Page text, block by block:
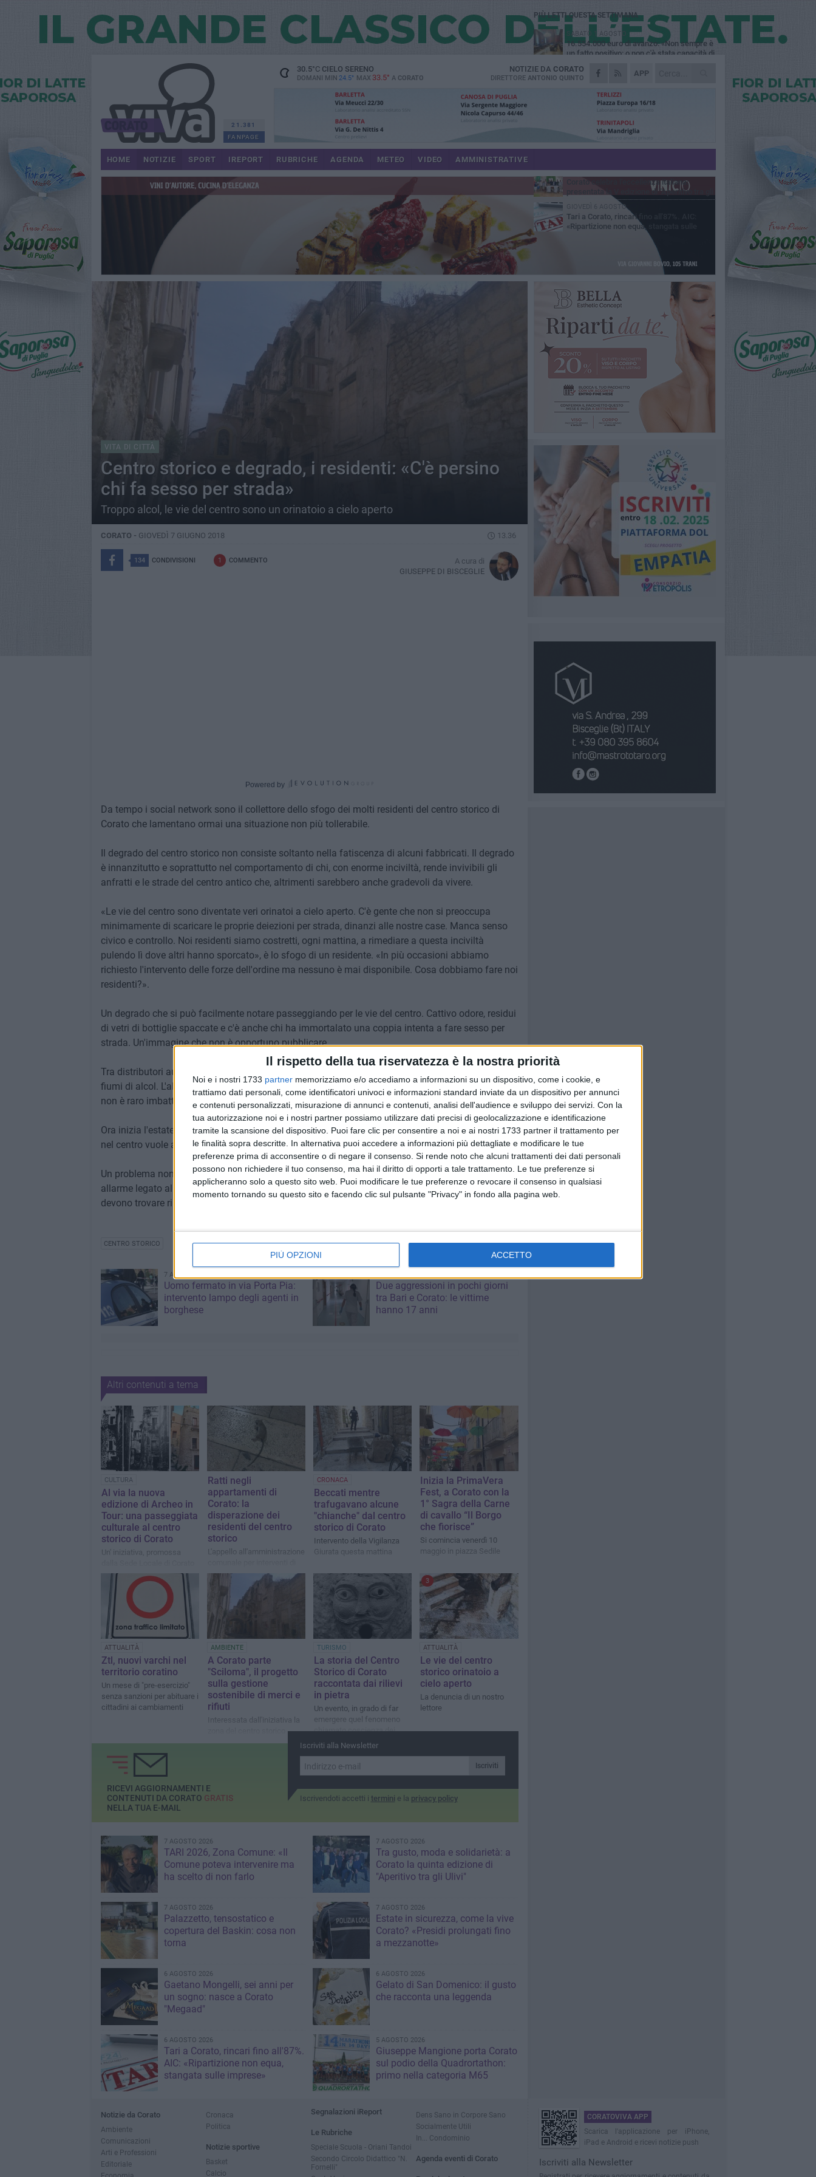
Il rispetto della tua riservatezza è la nostra priorità
Noi e i nostri 1733 partner memorizziamo e/o accediamo a informazioni su un dispositivo, come i cookie, e
trattiamo dati personali, come identificatori univoci e informazioni standard inviate da un dispositivo per annunci
e contenuti personalizzati, misurazione di annunci e contenuti, analisi dell'audience e sviluppo dei servizi. Con la
tua autorizzazione noi e i nostri partner possiamo utilizzare dati precisi di geolocalizzazione e identificazione
tramite la scansione del dispositivo. Puoi fare clic per consentire a noi e ai nostri 1733 partner il trattamento per
le finalità sopra descritte. In alternativa puoi accedere a informazioni più dettagliate e modificare le tue
preferenze prima di acconsentire o di negare il consenso. Si rende noto che alcuni trattamenti dei dati personali
possono non richiedere il tuo consenso, ma hai il diritto di opporti a tale trattamento. Le tue preferenze si
applicheranno solo a questo sito web. Puoi modificare le tue preferenze o revocare il consenso in qualsiasi
momento tornando su questo sito e facendo clic sul pulsante "Privacy" in fondo alla pagina web.
PIÙ OPZIONI ACCETTO
21.381
FANPAGE
30.5°CCIELO SERENO
DOMANI MIN 24.5° MAX 33.5° A CORATO
APP
NOTIZIE DA CORATO
DIRETTORE ANTONIO QUINTO
HOME NOTIZIE SPORT IREPORT RUBRICHE AGENDA METEO VIDEO AMMINISTRATIVE
VITA DI CITTÀ
Centro storico e degrado, i residenti: «C'è persino
chi fa sesso per strada»
Troppo alcol, le vie del centro sono un orinatoio a cielo aperto
CORATO - GIOVEDÌ 7 GIUGNO 2018 13.36
134 CONDIVISIONI 1 COMMENTO
A cura di
GIUSEPPE DI BISCEGLIE
Powered by
Da tempo i social network sono il collettore dello sfogo dei molti residenti del centro storico di
Corato che lamentano ormai una situazione non più tollerabile.
Il degrado del centro storico non consiste soltanto nella fatiscenza di alcuni fabbricati. Il degrado
è innanzitutto e soprattutto nel comportamento di chi, con enorme inciviltà, rende invivibili gli
anfratti e le strade del centro antico che, altrimenti sarebbero anche gradevoli da vivere.
«Le vie del centro sono diventate veri orinatoi a cielo aperto. C'è gente che non si preoccupa
minimamente di scaricare le proprie deiezioni per strada, dinanzi alle nostre case. Manca senso
civico e controllo. Noi residenti siamo costretti, ogni mattina, a rimediare a questa inciviltà
pulendo lì dove altri hanno sporcato», è lo sfogo di un residente. «In più occasioni abbiamo
richiesto l'intervento delle forze dell'ordine ma nessuno è mai disponibile. Cosa dobbiamo fare noi
residenti?».
Un degrado che si può facilmente notare passeggiando per le vie del centro. Cattivo odore, residui
di vetri di bottiglie spaccate e c'è anche chi ha immortalato una coppia intenta a fare sesso per
strada. Un'immagine che non è opportuno pubblicare.
Tra distributori automatici e attività di somministrazione di bevande, nel centro antico scorrono
fiumi di alcol. L'alcol, è noto, toglie i freni inibitori e comunque deve essere smaltito dal corpo. E
non è raro imbattersi in qualcuno che si libera per strada dopo aver bevuto.
Ora inizia l'estate e per i residenti sarà ancora più difficile passare la notte in tranquillità. «Chi vive
nel centro vuole andare via» ci raccontano alcuni residenti.
Un problema non soltanto di decoro, di convivenza civile, ma soprattutto un campanello di
allarme legato all'eccessivo consumo di alcolici e di stupefacenti rispetto al quale le istituzioni
devono trovare rimedio.
CENTRO STORICO
7 AGOSTO 2026
Uomo fermato in via Porta Pia:
intervento lampo degli agenti in
borghese
Due aggressioni in pochi giorni
tra Bari e Corato: le vittime
hanno 17 anni
Altri contenuti a tema
CULTURA
Al via la nuova
edizione di Archeo in
Tour: una passeggiata
culturale al centro
storico di Corato
Un' iniziativa, promossa
dell’Archeoclub d’Italia
“Padre E. D’Angelo” con
l’associazione “Nice to
meet you”
Ratti negli
appartamenti di
Corato: la
disperazione dei
residenti del centro
storico
L'appello all'amministrazione
pulizia
CRONACA
Beccati mentre
trafugavano alcune
"chianche" dal centro
storico di Corato
Intervento della Vigilanza
Giurata questa mattina
Inizia la PrimaVera
Fest, a Corato con la
1° Sagra della Carne
di cavallo “Il Borgo
che fiorisce”
Si comincia venerdì 10
maggio in piazza Sedile
ATTUALITÀ
Ztl, nuovi varchi nel
territorio coratino
Un mese di "pre-esercizio"
senza sanzioni per abituare i
cittadini ai cambiamenti
AMBIENTE
A Corato parte
"Sciloma", il progetto
sulla gestione
sostenibile di merci e
rifiuti
Interessata dall'iniziativa la
TURISMO
La storia del Centro
Storico di Corato
raccontata dai rilievi
in pietra
Un evento, in grado di far
emergere quel fenomeno
chiamato coscienza dei
luoghi
3
ATTUALITÀ
Le vie del centro
storico orinatoio a
cielo aperto
La denuncia di un nostro
lettore
Iscriviti alla Newsletter
Iscriviti
Iscrivendoti accetti i termini e la privacy policy
RICEVI AGGIORNAMENTI E
CONTENUTI DA CORATO GRATIS
NELLA TUA E-MAIL
7 AGOSTO 2026
TARI 2026, Zona Comune: «Il
Comune poteva intervenire ma
ha scelto di non farlo
7 AGOSTO 2026
Tra gusto, moda e solidarietà: a
Corato la quinta edizione di
"Aperitivo tra gli Ulivi"
7 AGOSTO 2026
Palazzetto, tensostatico e
copertura del Baskin: cosa non
torna
7 AGOSTO 2026
Estate in sicurezza, come la vive
Corato? «Presidi prolungati fino
a mezzanotte»
6 AGOSTO 2026
Gaetano Mongelli, sei anni per
un sogno: nasce a Corato
"Megaad"
6 AGOSTO 2026
Gelato di San Domenico: il gusto
che racconta una leggenda
6 AGOSTO 2026
Tari a Corato, rincari fino all'87%.
AIC: «Ripartizione non equa,
stangata sulle imprese»
5 AGOSTO 2026
Giuseppe Mangione porta Corato
sul podio della Quadrortathon:
primo nella categoria M65
PIÙ LETTI QUESTA SETTIMANA
SABATO 1 AGOSTO
16.554.000 euro di avanzo: «Non sempre è
un fatto positivo: o non c'è stata capacità di
MERCOLEDÌ 5 AGOSTO
Chiuso momentaneamente distributore di
SABATO 1 AGOSTO
risponde agli esercenti: «Siamo ai nastri di
Gelato di San Domenico: il gusto che
MERCOLEDÌ 5 AGOSTO
Corato celebra l'eccellenza italiana:
presentata la V edizione di "Aperitivo tra gli
GIOVEDÌ 6 AGOSTO
Tari a Corato, rincari fino all'87%. AIC:
«Ripartizione non equa, stangata sulle
imprese»
Notizie da Corato
Ambiente
Comunicazioni
Arti e Professioni
Editoriale
Cronaca
Politica
Notizie sportive
Basket
Calcio
Segnalazioni iReport
Le Rubriche
Speciale Scuola - Oriani Tandoi
Secondo Circolo Didattico "N.
Fornelli"
Dens Sano in Corpore Sano
Socialmente Utili
In... Condominio
Agenda eventi di Corato
CORATOVIVA APP
Scarica l'applicazione per iPhone,
iPad e Android e ricevi notizie push
Iscriviti alla Newsletter